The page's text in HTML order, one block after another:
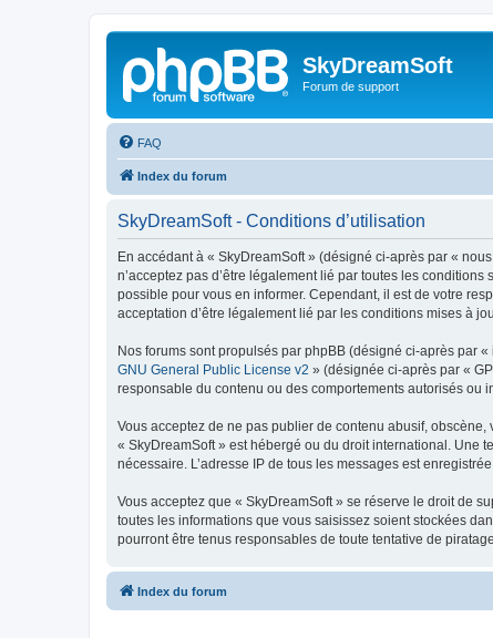
SkyDreamSoft
Forum de support
FAQ
Index du forum
SkyDreamSoft - Conditions d’utilisation
En accédant à « SkyDreamSoft » (désigné ci-après par «
n’acceptez pas d’être légalement lié par toutes les
possible pour vous en informer. Cependant, il est de votre
acceptation d’être légalement lié par les conditions mises à
Nos forums sont propulsés par phpBB (désigné ci-après par
GNU General Public License v2 » (désignée ci-après par «
responsable du contenu ou des comportements autorisés ou
Vous acceptez de ne pas publier de contenu abusif,
« SkyDreamSoft » est hébergé ou du droit international. Une
nécessaire. L’adresse IP de tous les messages est
Vous acceptez que « SkyDreamSoft » se réserve le droit de
toutes les informations que vous saisissez soient stockées
pourront être tenus responsables de toute tentative de
Index du forum